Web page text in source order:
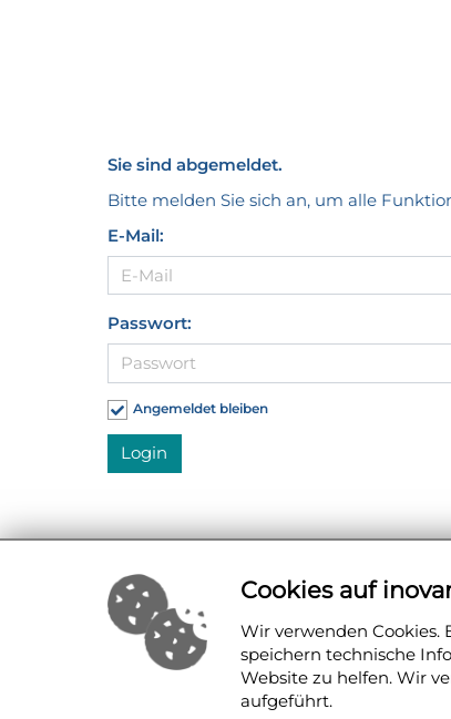
Sie sind abgemeldet.
Bitte melden Sie sich an, um alle
E-Mail:
Passwort:
Angemeldet bleiben
Login
Cookies auf
Wir verwenden
speichern technische
Website zu helfen. Wir
aufgeführt.